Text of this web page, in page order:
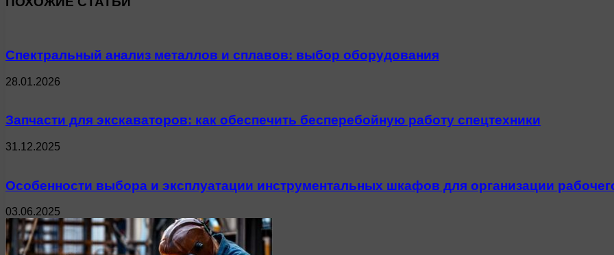
Спектральный анализ металлов и сплавов: выбор оборудования
28.01.2026
Запчасти для экскаваторов: как обеспечить бесперебойную работу спецтехники
31.12.2025
Особенности выбора и эксплуатации инструментальных шкафов для организации
03.06.2025